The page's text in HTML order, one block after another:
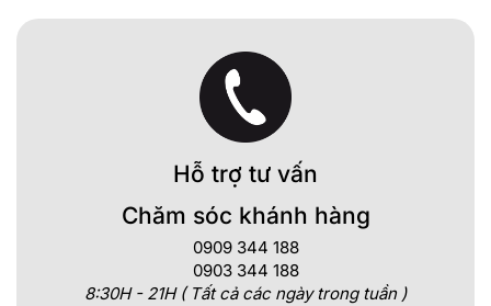
Hỗ trợ tư vấn
Chăm sóc khánh hàng
0909 344 188
0903 344 188
8:30H - 21H ( Tất cả các ngày trong tuần )